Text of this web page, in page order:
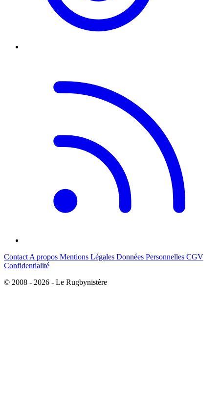
Contact A propos Mentions Légales Données Personnelles CGV
Confidentialité
© 2008 - 2026 - Le Rugbynistère